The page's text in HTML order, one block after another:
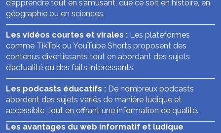
d’apprendre tout en s’amusant, que ce soit en histoire, en
géographie ou en sciences.
Les vidéos courtes et virales : Les plateformes
comme TikTok ou YouTube Shorts proposent des
contenus divertissants tout en abordant des sujets
d’actualité ou des faits intéressants.
Les podcasts éducatifs : De nombreux podcasts
abordent des sujets variés de manière ludique et
accessible, tout en offrant une information de qualité.
Les avantages du web informatif et ludique